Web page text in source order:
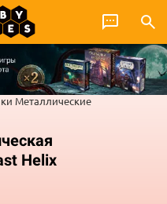
Металлические
Helix